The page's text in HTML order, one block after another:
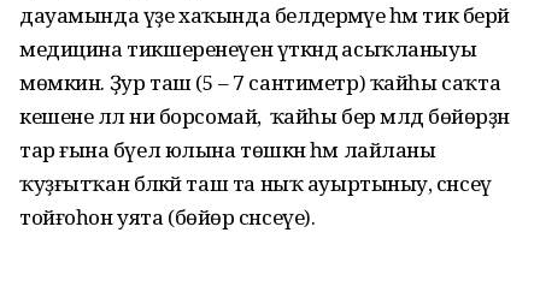
дауамында үҙе хаҡында белдермәүе һәм тик берәй
медицина тикшеренеүен үткәндә асыҡланыуы
мөмкин. Ҙур таш (5 – 7 сантиметр) ҡайһы саҡта
кешене әллә ни борсомай, ә ҡайһы бер мәлдә бөйөрҙән
тар ғына бәүел юлына төшкән һәм лайланы
ҡуҙғытҡан бәләкәй таш та ныҡ ауыртыныу, сәнсеү
тойғоһон уята (бөйөр сәнсеүе).